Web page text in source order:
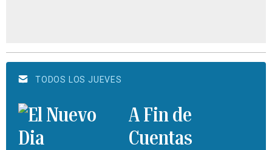
TODOS LOS JUEVES
A Fin de
Cuentas